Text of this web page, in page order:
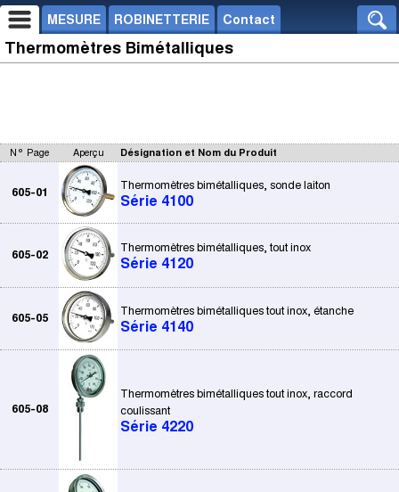
MESURE ROBINETTERIE Contact
Thermomètres Bimétalliques
N° Page Aperçu Désignation et Nom du Produit
605-01
Thermomètres bimétalliques, sonde laiton
Série 4100
605-02
Thermomètres bimétalliques, tout inox
Série 4120
605-05
Thermomètres bimétalliques tout inox, étanche
Série 4140
605-08
Thermomètres bimétalliques tout inox, raccord
coulissant
Série 4220